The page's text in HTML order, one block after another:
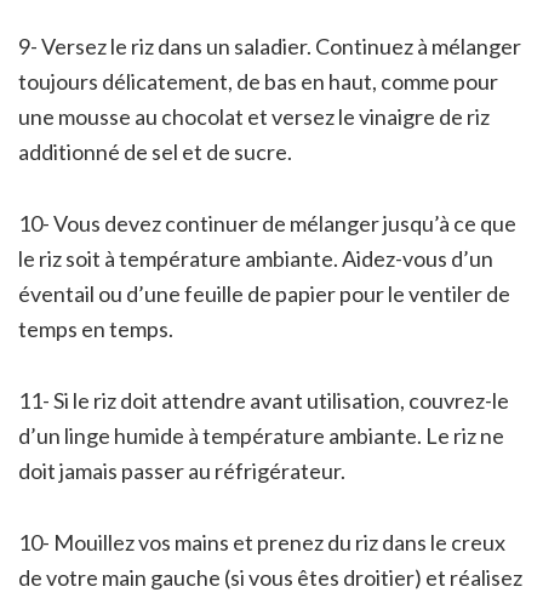
9- Versez le riz dans un saladier. Continuez à mélanger
toujours délicatement, de bas en haut, comme pour
une mousse au chocolat et versez le vinaigre de riz
additionné de sel et de sucre.
10- Vous devez continuer de mélanger jusqu’à ce que
le riz soit à température ambiante. Aidez-vous d’un
éventail ou d’une feuille de papier pour le ventiler de
temps en temps.
11- Si le riz doit attendre avant utilisation, couvrez-le
d’un linge humide à température ambiante. Le riz ne
doit jamais passer au réfrigérateur.
10- Mouillez vos mains et prenez du riz dans le creux
de votre main gauche (si vous êtes droitier) et réalisez